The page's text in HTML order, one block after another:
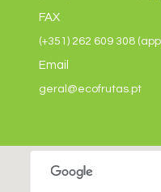
FAX
(+351) 262 609 308
Email
geral@ecofrutas.pt